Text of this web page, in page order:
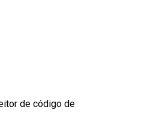
de código de